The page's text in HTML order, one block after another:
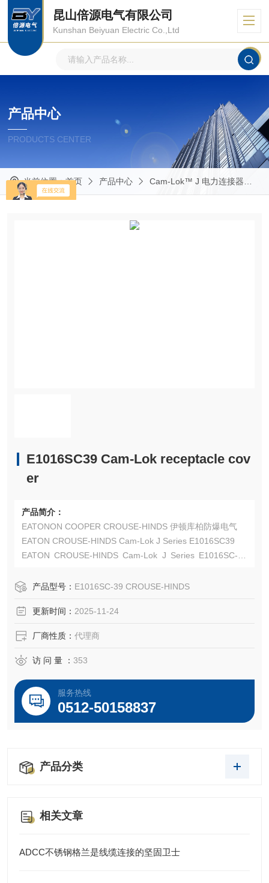
昆山倍源电气有限公司
Kunshan Beiyuan Electric Co.,Ltd
产品中心
PRODUCTS CENTER
当前位置：首页 产品中心 Cam-Lok™ J 电力连接器
E1016SC39 Cam-Lok receptacle cov
er
产品简介：
EATONON COOPER CROUSE-HINDS 伊顿库柏防爆电气
EATON CROUSE-HINDS Cam-Lok J Series E1016SC39
EATON CROUSE-HINDS Cam-Lok J Series E1016SC-39
EATON CROUSE-HINDS 总代理-Kunshan Beiyuan Electric
产品型号： E1016SC-39 CROUSE-HINDS
更新时间： 2025-11-24
厂商性质： 代理商
访 问 量 ： 353
服务热线
0512-50158837
产品分类
相关文章
ADCC不锈钢格兰是线缆连接的坚固卫士